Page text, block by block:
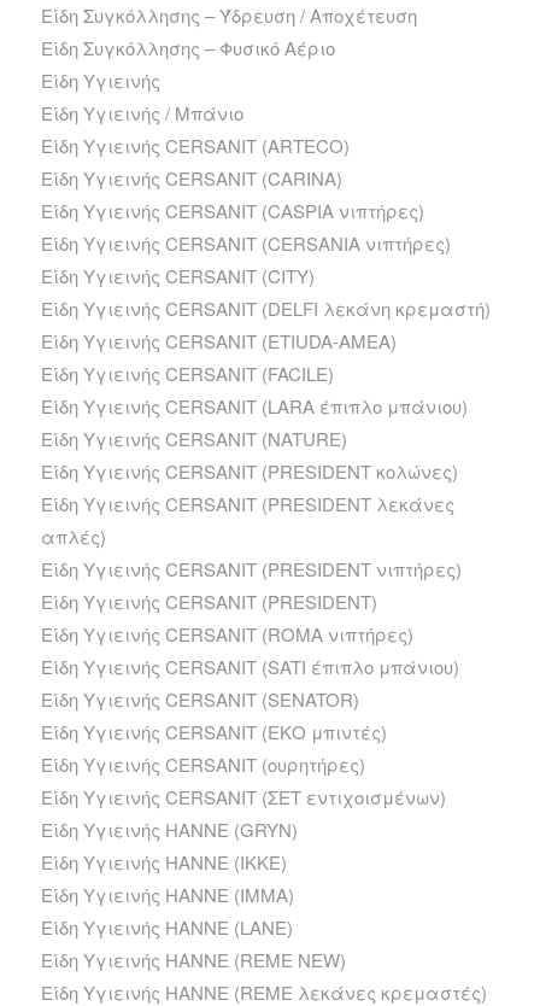
Είδη Συγκόλλησης – Ύδρευση / Αποχέτευση
Είδη Συγκόλλησης – Φυσικό Αέριο
Είδη Υγιεινής
Είδη Υγιεινής / Μπάνιο
Είδη Υγιεινής CERSANIT (ARTECO)
Είδη Υγιεινής CERSANIT (CARINA)
Είδη Υγιεινής CERSANIT (CASPIA νιπτήρες)
Είδη Υγιεινής CERSANIT (CERSANIA νιπτήρες)
Είδη Υγιεινής CERSANIT (CITY)
Είδη Υγιεινής CERSANIT (DELFI λεκάνη κρεμαστή)
Είδη Υγιεινής CERSANIT (ETIUDA-AMEA)
Είδη Υγιεινής CERSANIT (FACILE)
Είδη Υγιεινής CERSANIT (LARA έπιπλο μπάνιου)
Είδη Υγιεινής CERSANIT (NATURE)
Είδη Υγιεινής CERSANIT (PRESIDENT κολώνες)
Είδη Υγιεινής CERSANIT (PRESIDENT λεκάνες
απλές)
Είδη Υγιεινής CERSANIT (PRESIDENT νιπτήρες)
Είδη Υγιεινής CERSANIT (PRESIDENT)
Είδη Υγιεινής CERSANIT (ROMA νιπτήρες)
Είδη Υγιεινής CERSANIT (SATI έπιπλο μπάνιου)
Είδη Υγιεινής CERSANIT (SENATOR)
Είδη Υγιεινής CERSANIT (ΕΚΟ μπιντές)
Είδη Υγιεινής CERSANIT (ουρητήρες)
Είδη Υγιεινής CERSANIT (ΣΕΤ εντιχοισμένων)
Είδη Υγιεινής HANNE (GRYN)
Είδη Υγιεινής HANNE (IKKE)
Είδη Υγιεινής HANNE (IMMA)
Είδη Υγιεινής HANNE (LANE)
Είδη Υγιεινής HANNE (REME NEW)
Είδη Υγιεινής HANNE (REME λεκάνες κρεμαστές)